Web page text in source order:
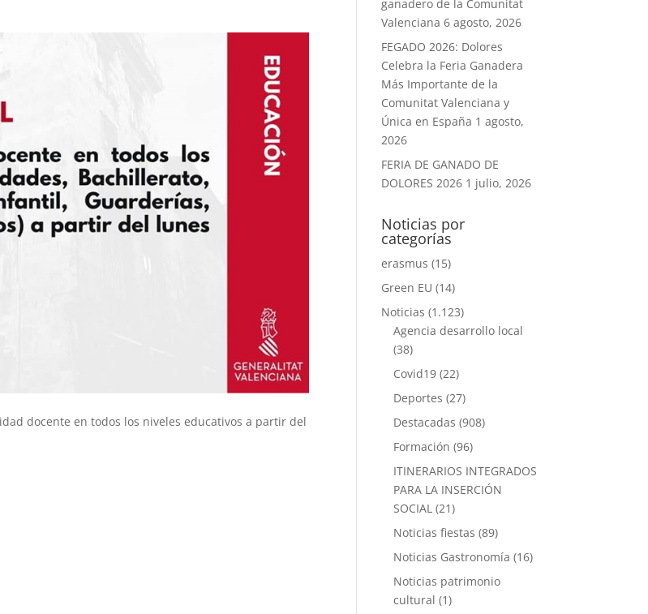
docente en todos los niveles educativos a partir del
ganadero de la Comunitat
Valenciana 6 agosto, 2026
FEGADO 2026: Dolores
Celebra la Feria Ganadera
Más Importante de la
Comunitat Valenciana y
Única en España 1 agosto,
2026
FERIA DE GANADO DE
DOLORES 2026 1 julio, 2026
Noticias por
categorías
erasmus (15)
Green EU (14)
Noticias (1.123)
Agencia desarrollo local
(38)
Covid19 (22)
Deportes (27)
Destacadas (908)
Formación (96)
ITINERARIOS INTEGRADOS
PARA LA INSERCIÓN
SOCIAL (21)
Noticias fiestas (89)
Noticias Gastronomía (16)
Noticias patrimonio
cultural (1)